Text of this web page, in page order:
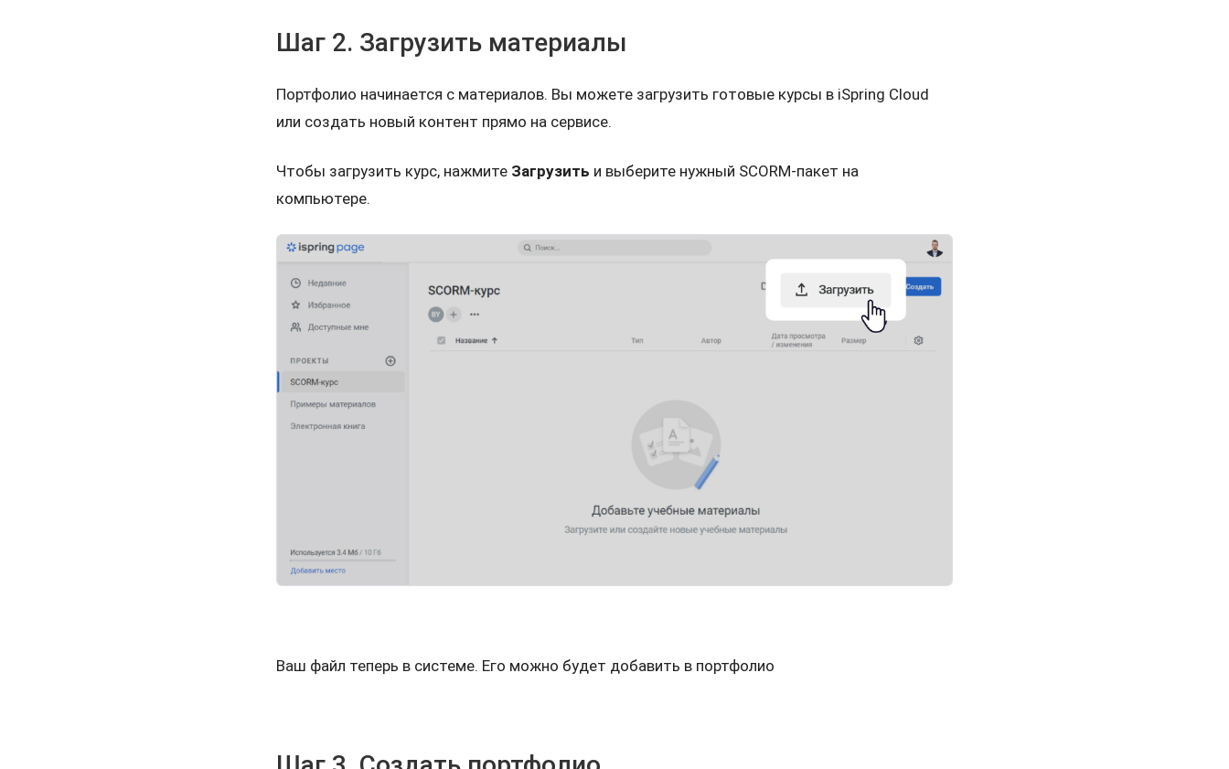
Шаг 2. Загрузить материалы
Портфолио начинается с материалов. Вы можете загрузить готовые курсы в iSpring Cloud
или создать новый контент прямо на сервисе.
Чтобы загрузить курс, нажмите Загрузить и выберите нужный SCORM-пакет на
компьютере.
Ваш файл теперь в системе. Его можно будет добавить в портфолио